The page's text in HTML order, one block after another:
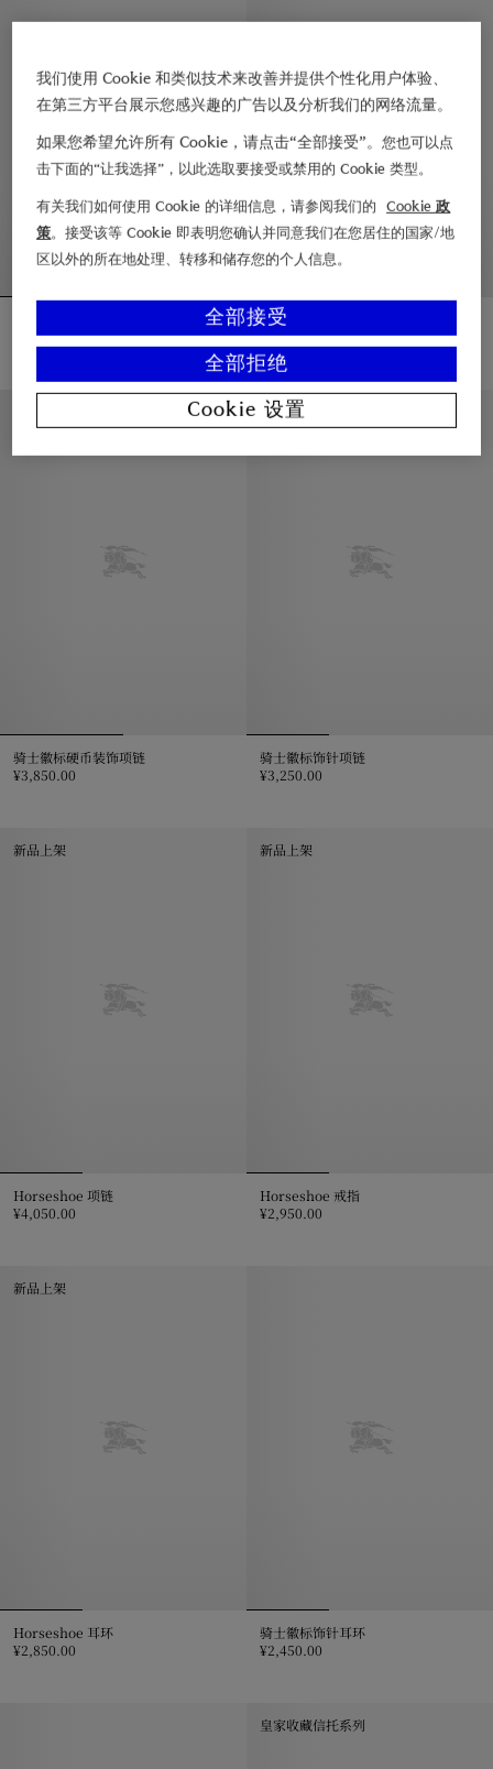
¥10,850.00
层叠设计吊饰项链, ¥10,850.00
骑士徽标硬币装饰耳环
¥2,700.00
骑士徽标硬币装饰耳环,
骑士徽标硬币装饰项链
¥3,850.00
骑士徽标饰针项链
¥3,250.00
新品上架
Horseshoe 项链
¥4,050.00
新品上架
Horseshoe 戒指
¥2,950.00
新品上架
Horseshoe 耳环
¥2,850.00
骑士徽标饰针耳环
¥2,450.00
皇家收藏信托系列
我们使用 Cookie 和类似技术来改善并提供个性化用户体验、
在第三方平台展示您感兴趣的广告以及分析我们的网络流量。
如果您希望允许所有 Cookie，请点击“全部接受”。您也可以点
击下面的“让我选择”，以此选取要接受或禁用的 Cookie 类型。
有关我们如何使用 Cookie 的详细信息，请参阅我们的
Cookie 政
策。接受该等 Cookie 即表明您确认并同意我们在您居住的国家/地
区以外的所在地处理、转移和储存您的个人信息。
全部拒绝
全部接受
Cookie 设置